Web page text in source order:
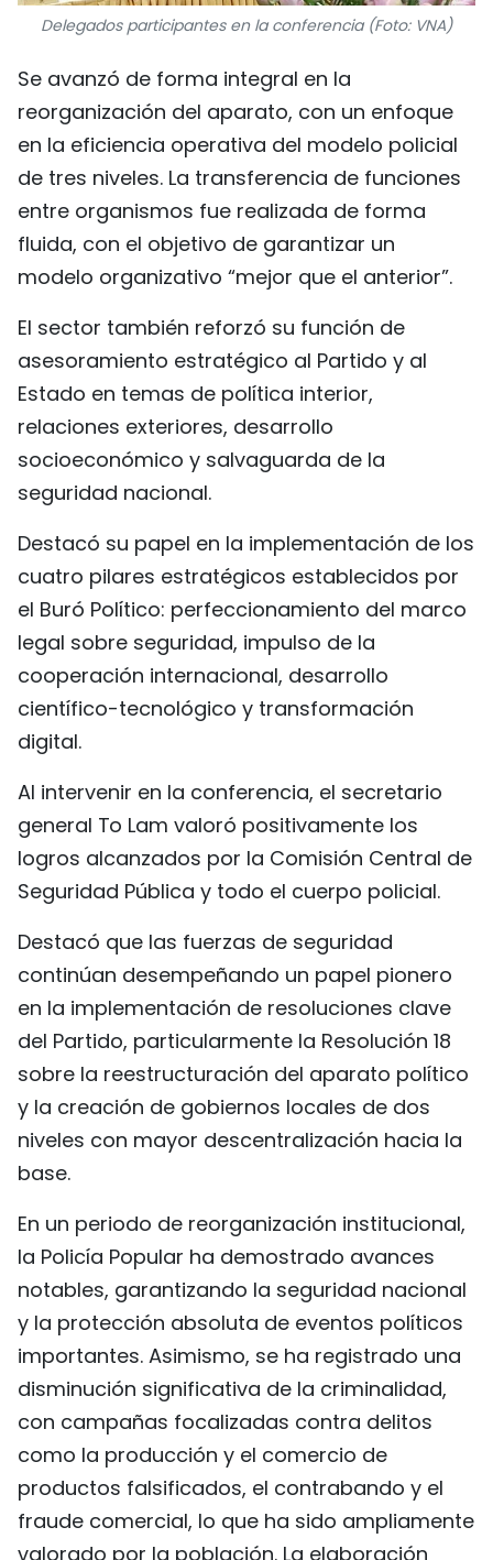
Delegados participantes en la conferencia (Foto: VNA)
Se avanzó de forma integral en la
reorganización del aparato, con un enfoque
en la eficiencia operativa del modelo policial
de tres niveles. La transferencia de funciones
entre organismos fue realizada de forma
fluida, con el objetivo de garantizar un
modelo organizativo “mejor que el anterior”.
El sector también reforzó su función de
asesoramiento estratégico al Partido y al
Estado en temas de política interior,
relaciones exteriores, desarrollo
socioeconómico y salvaguarda de la
seguridad nacional.
Destacó su papel en la implementación de los
cuatro pilares estratégicos establecidos por
el Buró Político: perfeccionamiento del marco
legal sobre seguridad, impulso de la
cooperación internacional, desarrollo
científico-tecnológico y transformación
digital.
Al intervenir en la conferencia, el secretario
general To Lam valoró positivamente los
logros alcanzados por la Comisión Central de
Seguridad Pública y todo el cuerpo policial.
Destacó que las fuerzas de seguridad
continúan desempeñando un papel pionero
en la implementación de resoluciones clave
del Partido, particularmente la Resolución 18
sobre la reestructuración del aparato político
y la creación de gobiernos locales de dos
niveles con mayor descentralización hacia la
base.
En un periodo de reorganización institucional,
la Policía Popular ha demostrado avances
notables, garantizando la seguridad nacional
y la protección absoluta de eventos políticos
importantes. Asimismo, se ha registrado una
disminución significativa de la criminalidad,
con campañas focalizadas contra delitos
como la producción y el comercio de
productos falsificados, el contrabando y el
fraude comercial, lo que ha sido ampliamente
valorado por la población. La elaboración